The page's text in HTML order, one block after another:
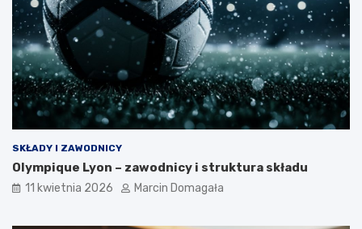
SKŁADY I ZAWODNICY
Olympique Lyon – zawodnicy i struktura składu
11 kwietnia 2026 Marcin Domagała